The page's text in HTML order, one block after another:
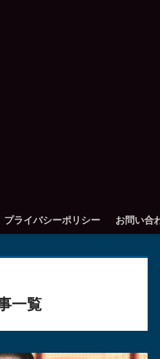
プライバシーポリシー お問い合
一覧